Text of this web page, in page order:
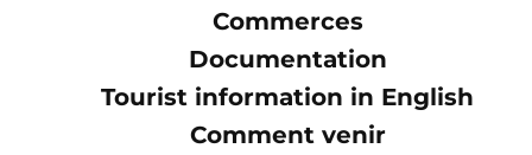
Commerces
Documentation
Tourist information in English
Comment venir